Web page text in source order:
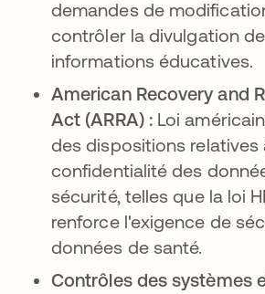
demandes de
contrôler la divulgation
informations éducatives.
American Recovery and
Act (ARRA) :Loi
des dispositions relatives
confidentialité des
sécurité, telles que la loi
renforce l'exigence de
données de santé.
Contrôles des systèmes